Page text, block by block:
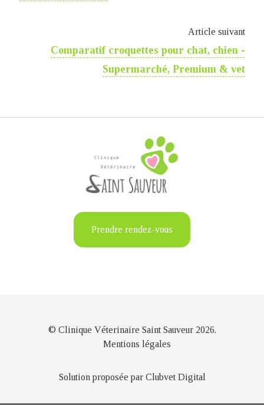
Article suivant
Comparatif croquettes pour chat, chien -
Supermarché, Premium & vet
Prendre rendez-vous
© Clinique Véterinaire Saint Sauveur 2026.
Mentions légales
Solution proposée par Clubvet Digital